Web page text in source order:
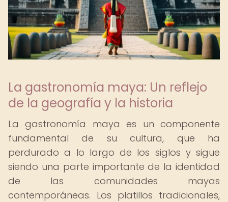
La gastronomía maya: Un reflejo
de la geografía y la historia
La gastronomía maya es un componente
fundamental de su cultura, que ha
perdurado a lo largo de los siglos y sigue
siendo una parte importante de la identidad
de las comunidades mayas
contemporáneas. Los platillos tradicionales,